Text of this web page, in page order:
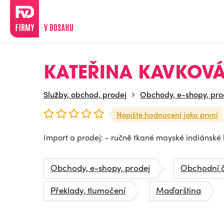
KATEŘINA
Služby, obchod, prodej Obchody, e-shopy,
Napište hodnocení jako první
Import a prodej: - ručně tkané mayské indiánské
Obchody, e-shopy, prodej
Obchodní
Překlady, tlumočení
Maďarština